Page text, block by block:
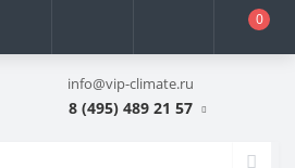
0
info@vip-climate.ru
8 (495) 489 21 57